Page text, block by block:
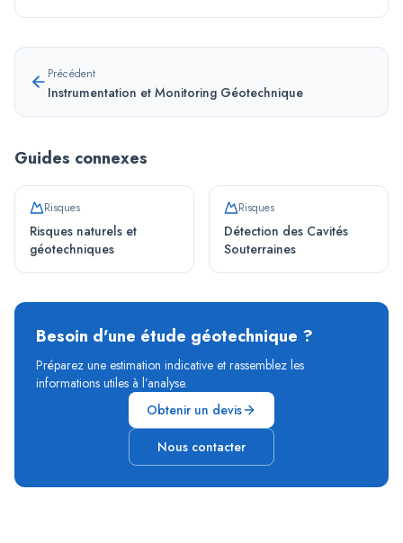
Précédent
Instrumentation et Monitoring Géotechnique
Guides connexes
Risques
Risques naturels et
géotechniques
Risques
Détection des Cavités
Souterraines
Besoin d'une étude géotechnique ?
Préparez une estimation indicative et rassemblez les
informations utiles à l’analyse.
Obtenir un devis
Nous contacter